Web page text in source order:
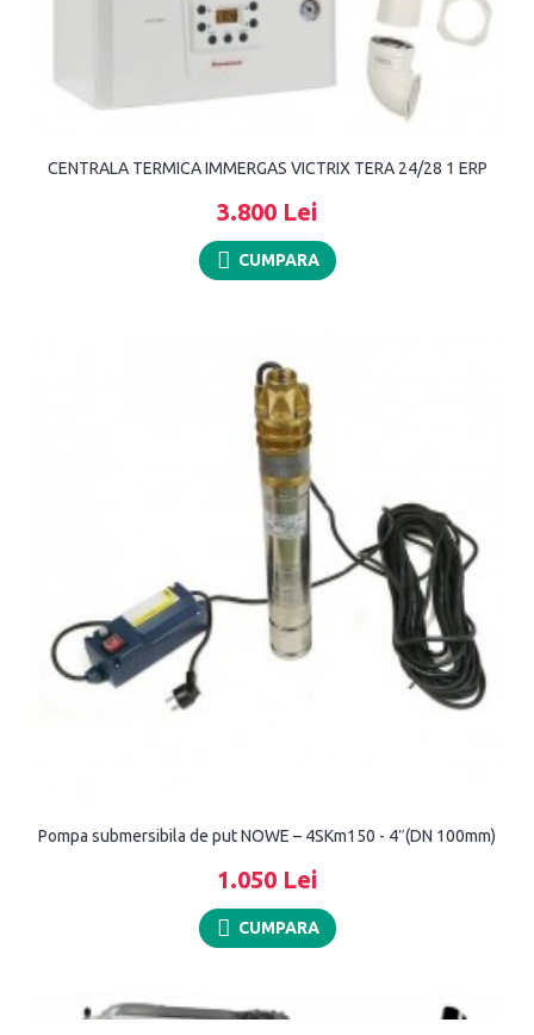
CENTRALA TERMICA IMMERGAS VICTRIX TERA 24/28 1 ERP
3.800 Lei
CUMPARA
Pompa submersibila de put NOWE – 4SKm150 - 4″(DN 100mm)
1.050 Lei
CUMPARA